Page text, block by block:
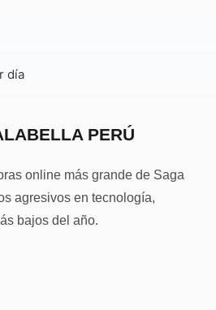
día
PERÚ
online más grande de Saga
agresivos en tecnología,
bajos del año.